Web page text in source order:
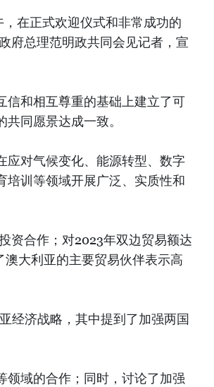
在正式欢迎仪式和非常成功的
府总理范明政共同会见记者，宣
信和相互尊重的基础上建立了可
同愿景达成一致。
应对气候变化、能源转型、数字
培训等领域开展广泛、实质性和
资合作；对2023年双边贸易额达
大利亚的主要贸易伙伴表示高
经济战略，其中提到了加强两国
领域的合作；同时，讨论了加强